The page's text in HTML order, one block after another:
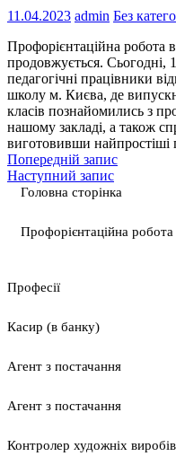
11.04.2023 admin Без
Профорієнтаційна робота
продовжується. Сьогодні,
педагогічні працівники
школу м. Києва, де
класів познайомились з
нашому закладі, а також
виготовивши найпростіші
Попередній запис
Наступний запис
Головна сторінка
Профорієнтаційна робота
Професії
Касир (в банку)
Агент з постачання
Агент з постачання
Контролер художніх виробів